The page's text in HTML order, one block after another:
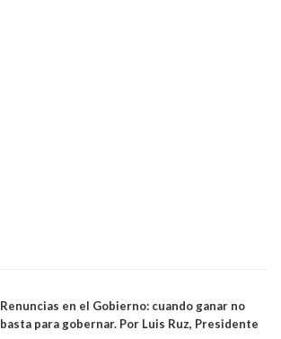
Renuncias en el Gobierno: cuando ganar no
basta para gobernar. Por Luis Ruz, Presidente